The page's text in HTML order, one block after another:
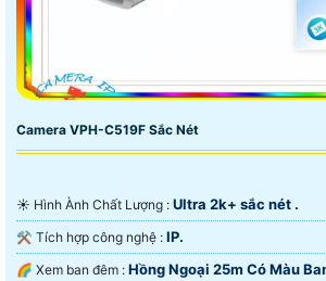
Camera VPH-C519F Sắc Nét
☀️ Hình Ành Chất Lượng : Ultra 2k+ sắc nét .
⚒ Tích hợp công nghệ : IP.
🌈 Xem ban đêm : Hồng Ngoại 25m Có Màu